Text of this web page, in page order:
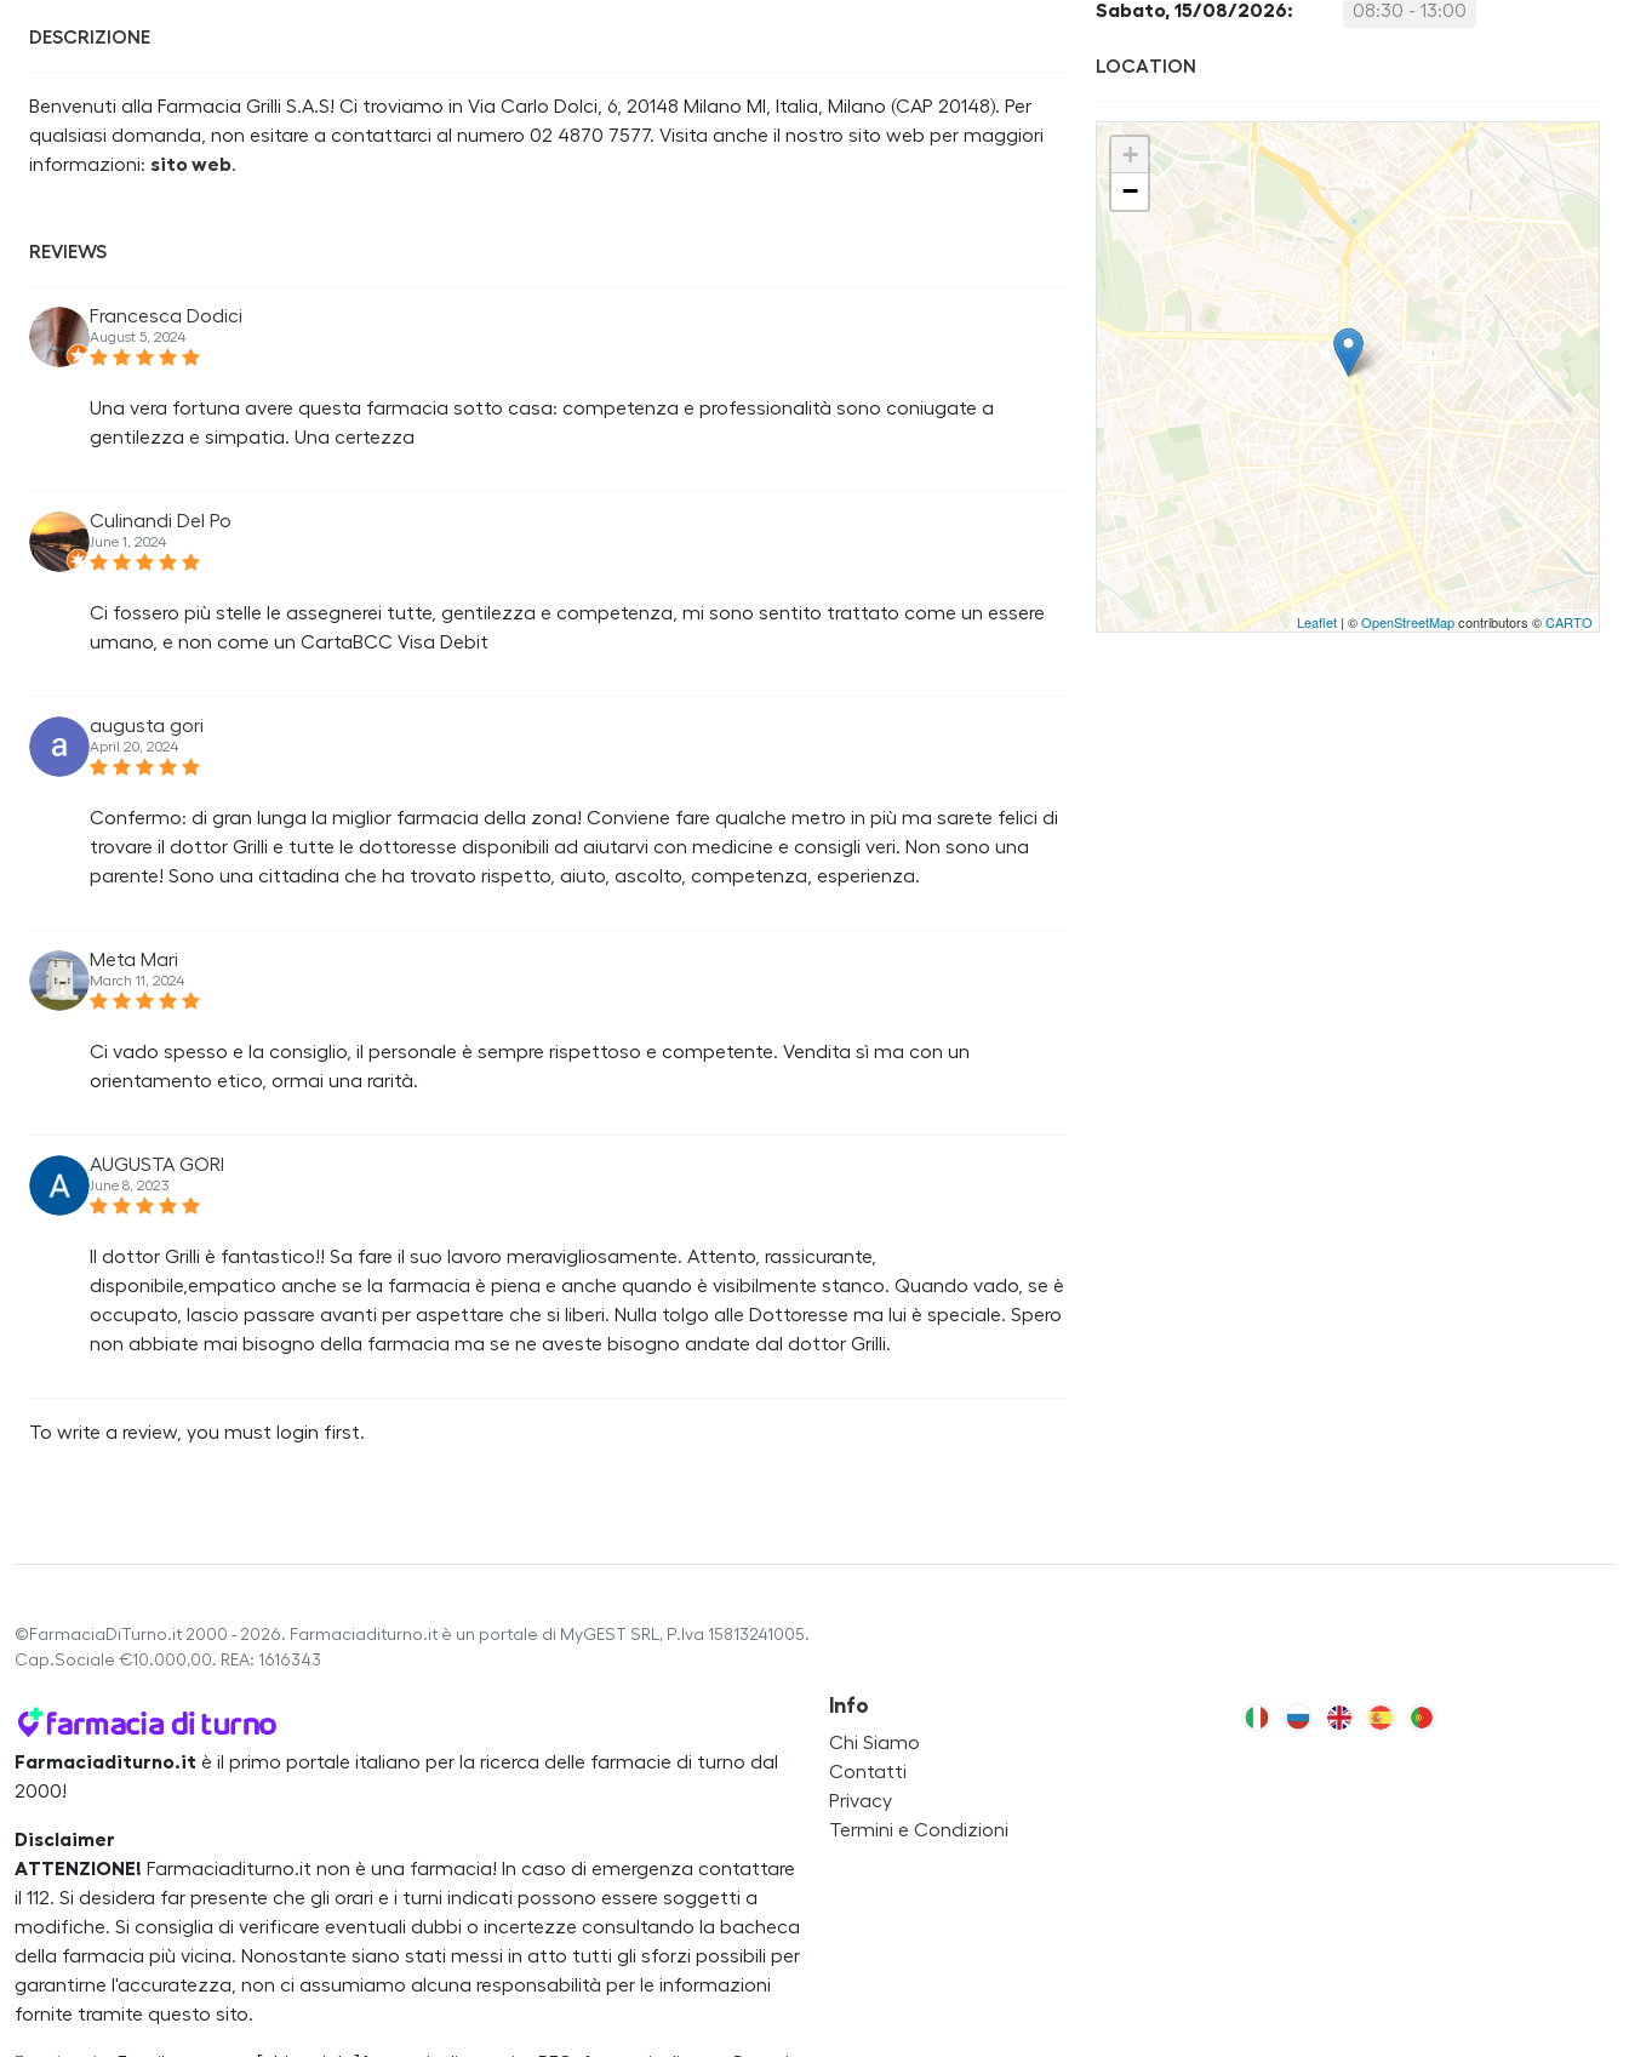
DESCRIZIONE
Benvenuti alla Farmacia Grilli S.A.S! Ci troviamo in Via Carlo Dolci, 6, 20148 Milano MI, Italia, Milano (CAP 20148). Per
qualsiasi domanda, non esitare a contattarci al numero 02 4870 7577. Visita anche il nostro sito web per maggiori
informazioni: sito web.
REVIEWS
Francesca Dodici
August 5, 2024
Una vera fortuna avere questa farmacia sotto casa: competenza e professionalità sono coniugate a
gentilezza e simpatia. Una certezza
Culinandi Del Po
June 1, 2024
Ci fossero più stelle le assegnerei tutte, gentilezza e competenza, mi sono sentito trattato come un essere
umano, e non come un CartaBCC Visa Debit
augusta gori
April 20, 2024
Confermo: di gran lunga la miglior farmacia della zona! Conviene fare qualche metro in più ma sarete felici di
trovare il dottor Grilli e tutte le dottoresse disponibili ad aiutarvi con medicine e consigli veri. Non sono una
parente! Sono una cittadina che ha trovato rispetto, aiuto, ascolto, competenza, esperienza.
Meta Mari
March 11, 2024
Ci vado spesso e la consiglio, il personale è sempre rispettoso e competente. Vendita sì ma con un
orientamento etico, ormai una rarità.
AUGUSTA GORI
June 8, 2023
Il dottor Grilli è fantastico!! Sa fare il suo lavoro meravigliosamente. Attento, rassicurante,
disponibile,empatico anche se la farmacia è piena e anche quando è visibilmente stanco. Quando vado, se è
occupato, lascio passare avanti per aspettare che si liberi. Nulla tolgo alle Dottoresse ma lui è speciale. Spero
non abbiate mai bisogno della farmacia ma se ne aveste bisogno andate dal dottor Grilli.
To write a review, you must login first.
Sabato, 15/08/2026: 08:30 - 13:00
LOCATION
+
−
Leaflet | ©OpenStreetMapcontributors ©CARTO
©FarmaciaDiTurno.it 2000 - 2026. Farmaciaditurno.it è un portale di MyGEST SRL, P.Iva 15813241005.
Cap.Sociale €10.000,00. REA: 1616343
Farmaciaditurno.it è il primo portale italiano per la ricerca delle farmacie di turno dal
2000!
Disclaimer
ATTENZIONE! Farmaciaditurno.it non è una farmacia! In caso di emergenza contattare
il 112. Si desidera far presente che gli orari e i turni indicati possono essere soggetti a
modifiche. Si consiglia di verificare eventuali dubbi o incertezze consultando la bacheca
della farmacia più vicina. Nonostante siano stati messi in atto tutti gli sforzi possibili per
garantirne l'accuratezza, non ci assumiamo alcuna responsabilità per le informazioni
fornite tramite questo sito.
Info
Chi Siamo
Contatti
Privacy
Termini e Condizioni